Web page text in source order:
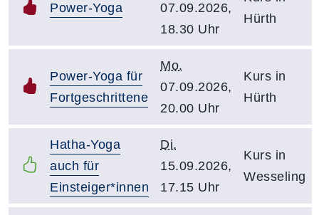
Power-Yoga
07.09.2026,
18.30 Uhr
Hürth
Power-Yoga für
Fortgeschrittene
Mo.
07.09.2026,
20.00 Uhr
Kurs in
Hürth
Hatha-Yoga
auch für
Einsteiger*innen
Di.
15.09.2026,
17.15 Uhr
Kurs in
Wesseling